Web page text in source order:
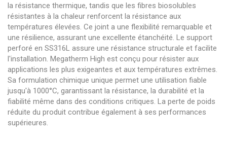
la résistance thermique, tandis que les fibres biosolubles
résistantes à la chaleur renforcent la résistance aux
températures élevées. Ce joint a une flexibilité remarquable et
une résilience, assurant une excellente étanchéité. Le support
perforé en SS316L assure une résistance structurale et facilite
l'installation. Megatherm High est conçu pour résister aux
applications les plus exigeantes et aux températures extrêmes.
Sa formulation chimique unique permet une utilisation fiable
jusqu'à 1000°C, garantissant la résistance, la durabilité et la
fiabilité même dans des conditions critiques. La perte de poids
réduite du produit contribue également à ses performances
supérieures.